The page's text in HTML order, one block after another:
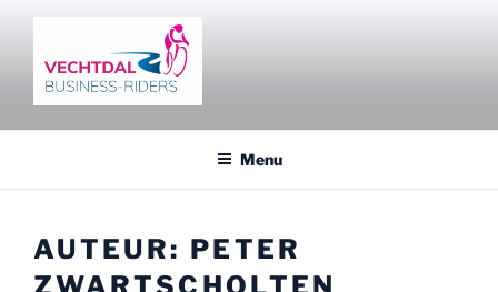
inhoud
VECHTDAL BUSINESS RIDERS
Menu
AUTEUR: PETER